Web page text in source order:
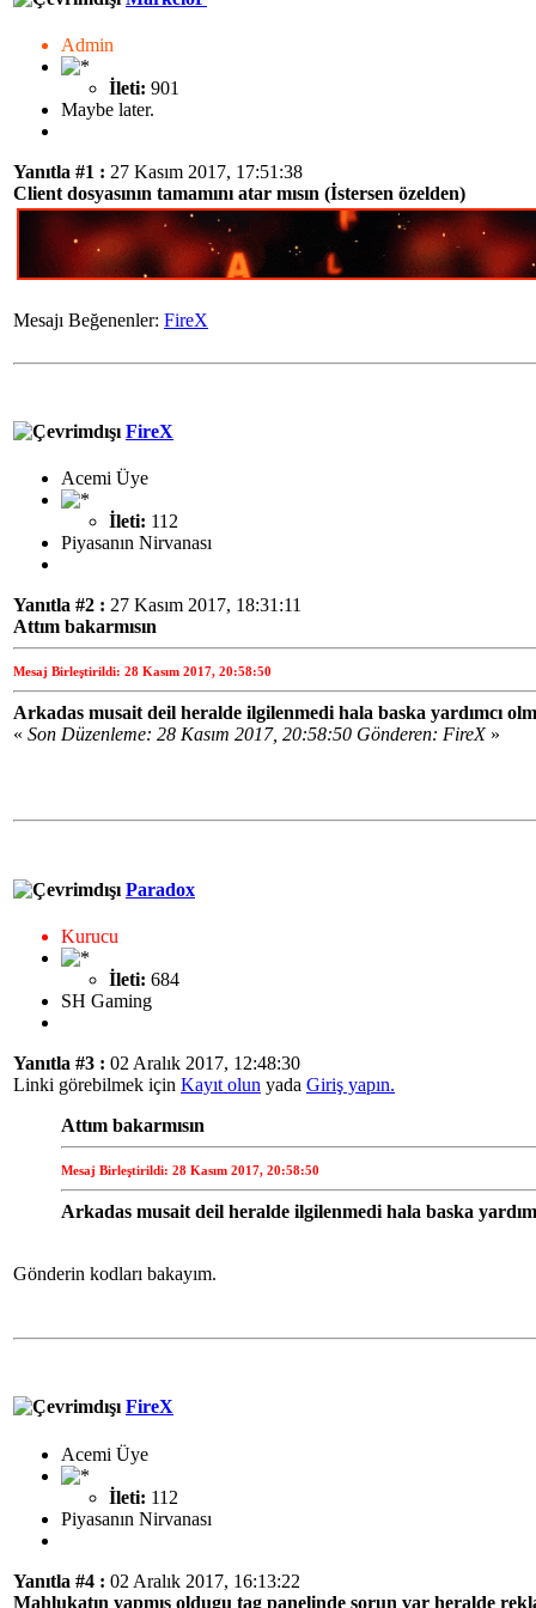
Admin
İleti: 901
Maybe later.
Yanıtla #1 : 27 Kasım 2017, 17:51:38
Client dosyasının tamamını atar mısın (İstersen özelden)
Mesajı Beğenenler: FireX
FireX
Acemi Üye
İleti: 112
Piyasanın Nirvanası
Yanıtla #2 : 27 Kasım 2017, 18:31:11
Attım bakarmısın
Mesaj Birleştirildi: 28 Kasım 2017, 20:58:50
Arkadas musait deil heralde ilgilenmedi hala baska yardımcı
« Son Düzenleme: 28 Kasım 2017, 20:58:50 Gönderen: FireX»
Paradox
Kurucu
İleti: 684
SH Gaming
Yanıtla #3 : 02 Aralık 2017, 12:48:30
Linki görebilmek için Kayıt olun yada Giriş yapın.
Attım bakarmısın
Mesaj Birleştirildi: 28 Kasım 2017, 20:58:50
Arkadas musait deil heralde ilgilenmedi hala baska
Gönderin kodları bakayım.
FireX
Acemi Üye
İleti: 112
Piyasanın Nirvanası
Yanıtla #4 : 02 Aralık 2017, 16:13:22
Mahlukatın yapmıs oldugu tag panelinde sorun var heralde